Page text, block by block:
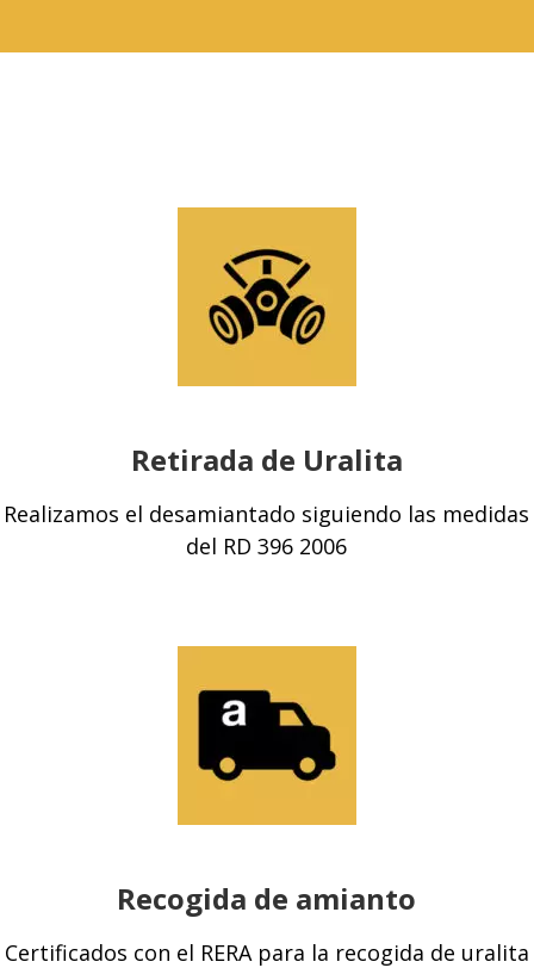
Retirada de Uralita
Realizamos el desamiantado siguiendo las medidas
del RD 396 2006
Recogida de amianto
Certificados con el RERA para la recogida de uralita